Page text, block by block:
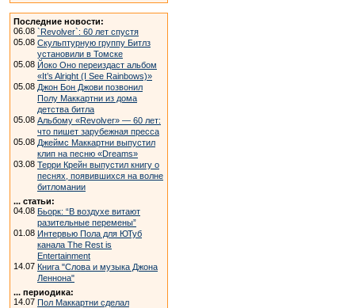
Последние новости:
06.08 `Revolver`: 60 лет спустя
05.08 Скульптурную группу Битлз
установили в Томске
05.08 Йоко Оно переиздаст альбом
«It’s Alright (I See Rainbows)»
05.08 Джон Бон Джови позвонил
Полу Маккартни из дома
детства битла
05.08 Альбому «Revolver» — 60 лет:
что пишет зарубежная пресса
05.08 Джеймс Маккартни выпустил
клип на песню «Dreams»
03.08 Терри Крейн выпустил книгу о
песнях, появившихся на волне
битломании
... статьи:
04.08 Бьорк: “В воздухе витают
разительные перемены”
01.08 Интервью Пола для ЮТуб
канала The Rest is
Entertainment
14.07 Книга "Слова и музыка Джона
Леннона"
... периодика:
14.07 Пол Маккартни сделал